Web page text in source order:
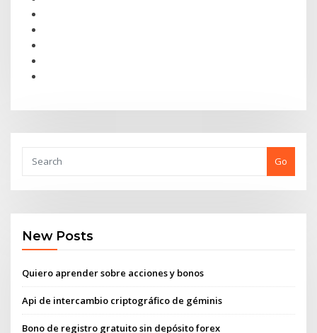
Go
New Posts
Quiero aprender sobre acciones y bonos
Api de intercambio criptográfico de géminis
Bono de registro gratuito sin depósito forex